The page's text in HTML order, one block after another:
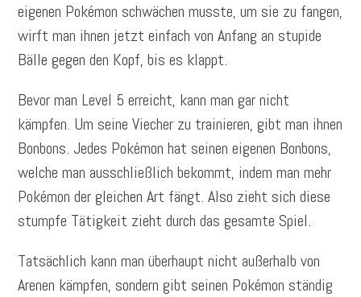
eigenen Pokémon schwächen musste, um sie zu fangen,
wirft man ihnen jetzt einfach von Anfang an stupide
Bälle gegen den Kopf, bis es klappt.
Bevor man Level 5 erreicht, kann man gar nicht
kämpfen. Um seine Viecher zu trainieren, gibt man ihnen
Bonbons. Jedes Pokémon hat seinen eigenen Bonbons,
welche man ausschließlich bekommt, indem man mehr
Pokémon der gleichen Art fängt. Also zieht sich diese
stumpfe Tätigkeit zieht durch das gesamte Spiel.
Tatsächlich kann man überhaupt nicht außerhalb von
Arenen kämpfen, sondern gibt seinen Pokémon ständig